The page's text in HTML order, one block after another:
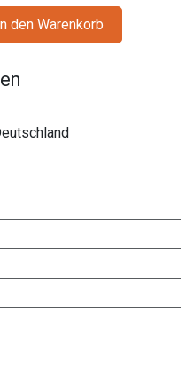
den Warenkorb